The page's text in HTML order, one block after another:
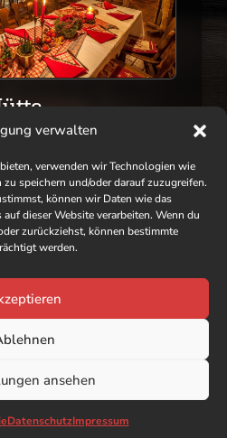
verwalten
verwenden wir Technologien wie
speichern und/oder darauf zuzugreifen.
können wir Daten wie das
dieser Website verarbeiten. Wenn du
zurückziehst, können bestimmte
werden.
ansehen
DatenschutzImpressum
Herz’l Alm-Hütte für
und sonstige
werden. Bei uns
besonderen